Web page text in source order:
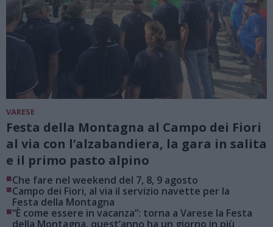
VARESE
Festa della Montagna al Campo dei Fiori
al via con l’alzabandiera, la gara in salita
e il primo pasto alpino
■Che fare nel weekend del 7, 8, 9 agosto
■Campo dei Fiori, al via il servizio navette per la
Festa della Montagna
■“È come essere in vacanza”: torna a Varese la Festa
della Montagna, quest’anno ha un giorno in più